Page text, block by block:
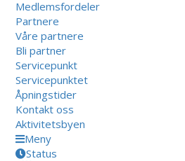
Medlemsfordeler
Partnere
Våre partnere
Bli partner
Servicepunkt
Servicepunktet
Åpningstider
Kontakt oss
Aktivitetsbyen
Meny
Status